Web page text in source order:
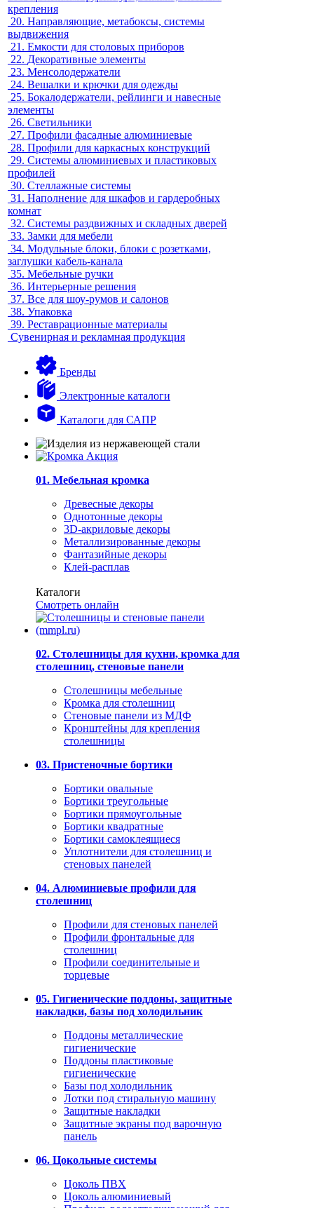
крепления
20. Направляющие, метабоксы, системы
выдвижения
21. Емкости для столовых приборов
22. Декоративные элементы
23. Менсолодержатели
24. Вешалки и крючки для одежды
25. Бокалодержатели, рейлинги и навесные
элементы
26. Светильники
27. Профили фасадные алюминиевые
28. Профили для каркасных конструкций
29. Системы алюминиевых и пластиковых
профилей
30. Стеллажные системы
31. Наполнение для шкафов и гардеробных
комнат
32. Системы раздвижных и складных дверей
33. Замки для мебели
34. Модульные блоки, блоки с розетками,
заглушки кабель-канала
35. Мебельные ручки
36. Интерьерные решения
37. Все для шоу-румов и салонов
38. Упаковка
39. Реставрационные материалы
Сувенирная и рекламная продукция
Бренды
Электронные каталоги
Каталоги для САПР
01. Мебельная кромка
Древесные декоры
Однотонные декоры
3D-акриловые декоры
Металлизированные декоры
Фантазийные декоры
Клей-расплав
Каталоги
Смотреть онлайн
02. Столешницы для кухни, кромка для
столешниц, стеновые панели
Столешницы мебельные
Кромка для столешниц
Стеновые панели из МДФ
Кронштейны для крепления
столешницы
03. Пристеночные бортики
Бортики овальные
Бортики треугольные
Бортики прямоугольные
Бортики квадратные
Бортики самоклеящиеся
Уплотнители для столешниц и
стеновых панелей
04. Алюминиевые профили для
столешниц
Профили для стеновых панелей
Профили фронтальные для
столешниц
Профили соединительные и
торцевые
05. Гигиенические поддоны, защитные
накладки, базы под холодильник
Поддоны металлические
гигиенические
Поддоны пластиковые
гигиенические
Базы под холодильник
Лотки под стиральную машину
Защитные накладки
Защитные экраны под варочную
панель
06. Цокольные системы
Цоколь ПВХ
Цоколь алюминиевый